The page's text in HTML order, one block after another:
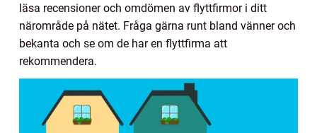
läsa recensioner och omdömen av flyttfirmor i ditt
närområde på nätet. Fråga gärna runt bland vänner och
bekanta och se om de har en flyttfirma att
rekommendera.